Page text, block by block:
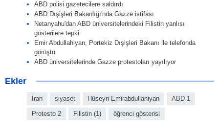
ABD polisi gazetecilere saldırdı
ABD Dışişleri Bakanlığı'nda Gazze istifası
Netanyahu'dan ABD üniversitelerindeki Filistin yanlısı
gösterilere tepki
Emir Abdullahiyan, Portekiz Dışişleri Bakanı ile telefonda
görüştü
ABD üniversitelerinde Gazze protestoları yayılıyor
Ekler
İran siyaset Hüseyn Emirabdullahiyan ABD 1
Protesto 2 Filistin (1) öğrenci gösterisi